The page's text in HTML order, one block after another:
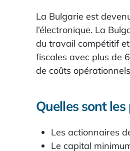
La Bulgarie est
l’électronique. La
du travail compétitif
fiscales avec plus de
de coûts
Quelles sont
Les actionnaires
Le capital